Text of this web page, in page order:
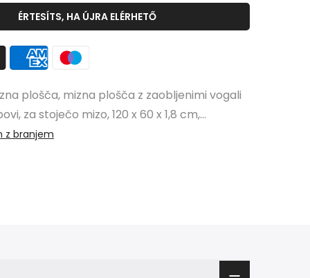
ÉRTESÍTS, HA ÚJRA ELÉRHETŐ
plošča, mizna plošča z zaobljenimi vogali
za stoječo mizo, 120 x 60 x 1,8 cm,...
z branjem